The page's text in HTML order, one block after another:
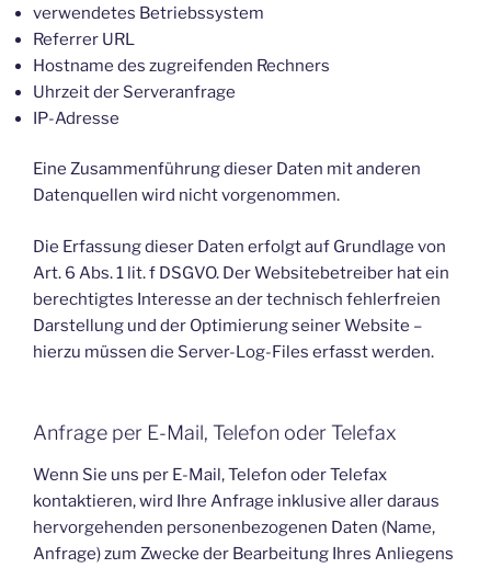
verwendetes Betriebssystem
Referrer URL
Hostname des zugreifenden Rechners
Uhrzeit der Serveranfrage
IP-Adresse
Eine Zusammenführung dieser Daten mit anderen
Datenquellen wird nicht vorgenommen.
Die Erfassung dieser Daten erfolgt auf Grundlage von
Art. 6 Abs. 1 lit. f DSGVO. Der Websitebetreiber hat ein
berechtigtes Interesse an der technisch fehlerfreien
Darstellung und der Optimierung seiner Website –
hierzu müssen die Server-Log-Files erfasst werden.
Anfrage per E-Mail, Telefon oder Telefax
Wenn Sie uns per E-Mail, Telefon oder Telefax
kontaktieren, wird Ihre Anfrage inklusive aller daraus
hervorgehenden personenbezogenen Daten (Name,
Anfrage) zum Zwecke der Bearbeitung Ihres Anliegens